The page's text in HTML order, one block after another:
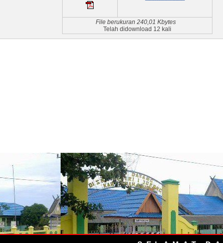
File berukuran 240,01 Kbytes
Telah didownload 12 kali